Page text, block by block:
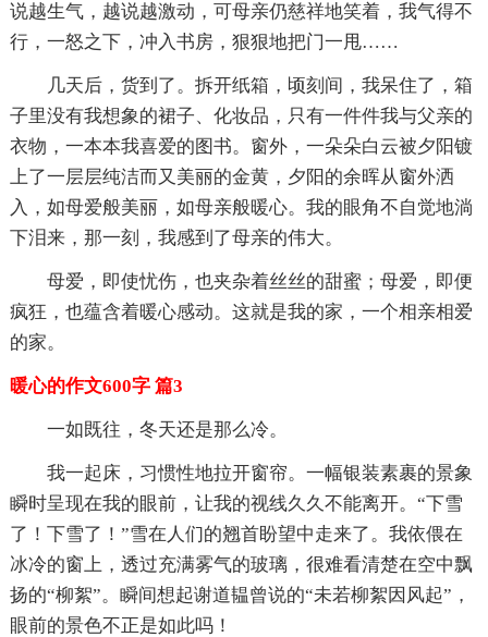
说越生气，越说越激动，可母亲仍慈祥地笑着，我气得不
行，一怒之下，冲入书房，狠狠地把门一甩……
几天后，货到了。拆开纸箱，顷刻间，我呆住了，箱
子里没有我想象的裙子、化妆品，只有一件件我与父亲的
衣物，一本本我喜爱的图书。窗外，一朵朵白云被夕阳镀
上了一层层纯洁而又美丽的金黄，夕阳的余晖从窗外洒
入，如母爱般美丽，如母亲般暖心。我的眼角不自觉地淌
下泪来，那一刻，我感到了母亲的伟大。
母爱，即使忧伤，也夹杂着丝丝的甜蜜；母爱，即便
疯狂，也蕴含着暖心感动。这就是我的家，一个相亲相爱
的家。
暖心的作文600字 篇3
一如既往，冬天还是那么冷。
我一起床，习惯性地拉开窗帘。一幅银装素裹的景象
瞬时呈现在我的眼前，让我的视线久久不能离开。“下雪
了！下雪了！”雪在人们的翘首盼望中走来了。我依偎在
冰冷的窗上，透过充满雾气的玻璃，很难看清楚在空中飘
扬的“柳絮”。瞬间想起谢道韫曾说的“未若柳絮因风起”，
眼前的景色不正是如此吗！